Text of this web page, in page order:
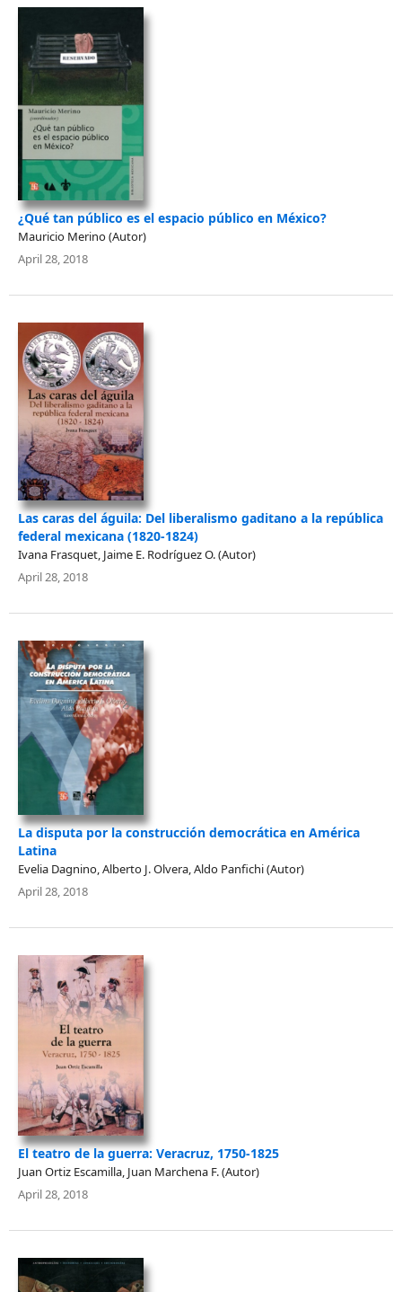
¿Qué tan público es el espacio público en México?
Mauricio Merino (Autor)
April 28, 2018
Las caras del águila: Del liberalismo gaditano a la república
federal mexicana (1820-1824)
Ivana Frasquet, Jaime E. Rodríguez O. (Autor)
April 28, 2018
La disputa por la construcción democrática en América
Latina
Evelia Dagnino, Alberto J. Olvera, Aldo Panfichi (Autor)
April 28, 2018
El teatro de la guerra: Veracruz, 1750-1825
Juan Ortiz Escamilla, Juan Marchena F. (Autor)
April 28, 2018